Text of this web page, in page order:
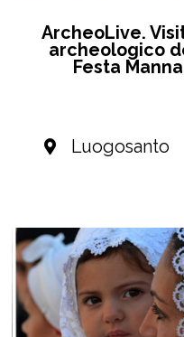
ArcheoLive.
archeologico
Festa
Luogosanto